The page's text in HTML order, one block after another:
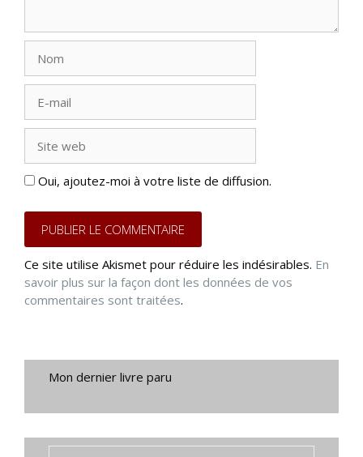
mail
web
Oui, ajoutez-moi à votre liste de diffusion.
Ce site utilise Akismet pour réduire les indésirables. En
savoir plus sur la façon dont les données de vos
commentaires sont traitées.
Mon dernier livre paru